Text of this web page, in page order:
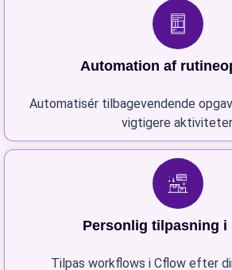
Automation af
Automatisér tilbagevendende
vigtigere
Personlig tilpasning i
Tilpas workflows i Cflow efter